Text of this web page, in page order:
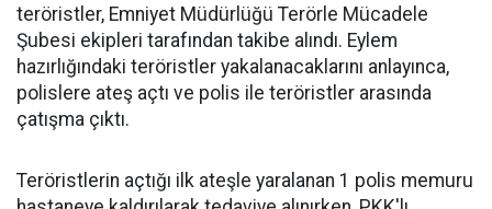
teröristler, Emniyet Müdürlüğü Terörle Mücadele
Şubesi ekipleri tarafından takibe alındı. Eylem
hazırlığındaki teröristler yakalanacaklarını anlayınca,
polislere ateş açtı ve polis ile teröristler arasında
çatışma çıktı.
Teröristlerin açtığı ilk ateşle yaralanan 1 polis memuru